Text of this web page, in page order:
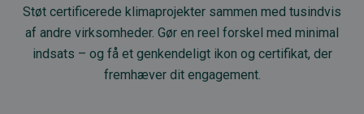
Støt certificerede klimaprojekter sammen med tusindvis
af andre virksomheder. Gør en reel forskel med minimal
indsats – og få et genkendeligt ikon og certifikat, der
fremhæver dit engagement.